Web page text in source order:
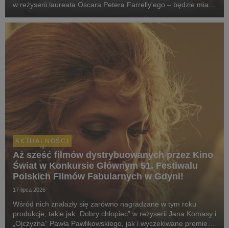
w reżyserii laureata Oscara Petera Farrelly'ego – będzie miała
Festiwalu Filmowego w Toronto. W polskich k...
AKTUALNOŚCI
Aż sześć filmów dystrybuowanych przez Kino
Świat w Konkursie Głównym 51. Festiwalu
Polskich Filmów Fabularnych w Gdyni!
17 lipca 2026
Wśród nich znalazły się zarówno nagradzane w tym roku
produkcje, takie jak „Dobry chłopiec” w reżyserii Jana Komasy i
„Ojczyzna” Pawła Pawlikowskiego, jak i wyczekiwane premiery: